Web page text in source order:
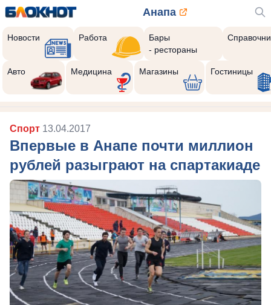
Анапа
Новости Работа
Бары
- рестораны
Авто Медицина Магазины Гостиницы
Спорт 13.04.2017
Впервые в Анапе почти миллион
рублей разыграют на спартакиаде